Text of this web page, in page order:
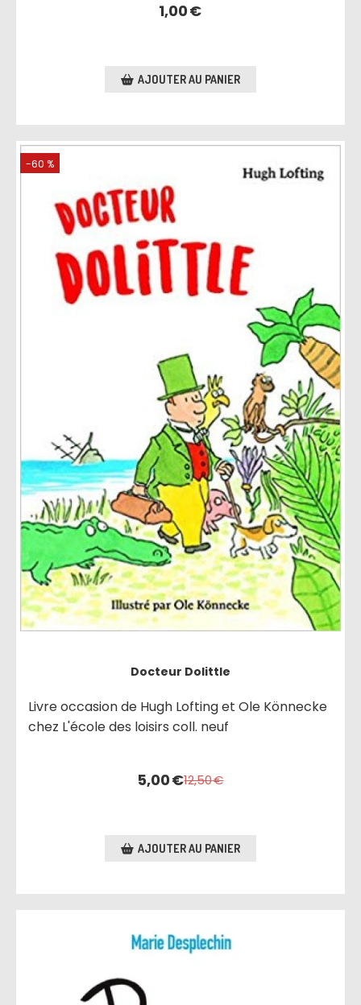
1,00€
AJOUTER AU PANIER
-60 %
Docteur Dolittle
Livre occasion de Hugh Lofting et Ole Könnecke
chez L'école des loisirs coll. neuf
5,00€12,50€
AJOUTER AU PANIER